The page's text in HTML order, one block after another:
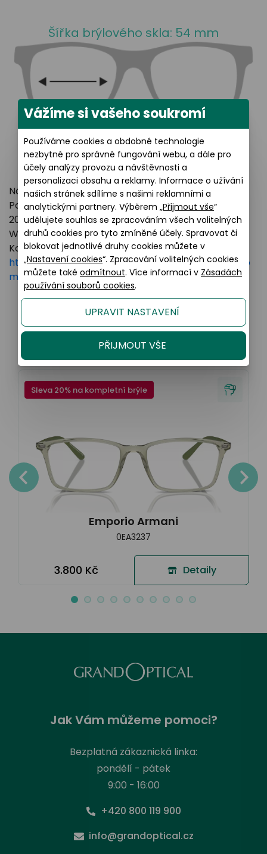
Šířka brýlového skla: 54 mm
Název výrobce: LUXOTTICA GROUP
Poštovní adresa: Piazzale Luigi Cadorna 3 Milano,
20123 Italy
Webové stránky:https://www.essilorluxottica.com
Kontakt:
https://www.essilorluxottica.com/en/brands/custo
mer-care
Podobné produkty
Sleva 20% na kompletní brýle
Emporio Armani
0EA3237
3.800 Kč Detaily
Jak Vám můžeme pomoci?
Bezplatná zákaznická linka:
pondělí - pátek
9:00 - 16:00
+420 800 119 900
info@grandoptical.cz
Vážíme si vašeho soukromí
Používáme cookies a obdobné technologie
nezbytné pro správné fungování webu, a dále pro
účely analýzy provozu a návštěvnosti a
personalizaci obsahu a reklamy. Informace o užívání
našich stránek sdílíme s našimi reklamními a
analytickými partnery. Výběrem „Přijmout vše“
udělujete souhlas se zpracováním všech volitelných
druhů cookies pro tyto zmíněné účely. Spravovat či
blokovat jednotlivé druhy cookies můžete v
„Nastavení cookies“. Zpracování volitelných cookies
můžete také odmítnout. Více informací v Zásadách
používání souborů cookies.
UPRAVIT NASTAVENÍ
PŘIJMOUT VŠE